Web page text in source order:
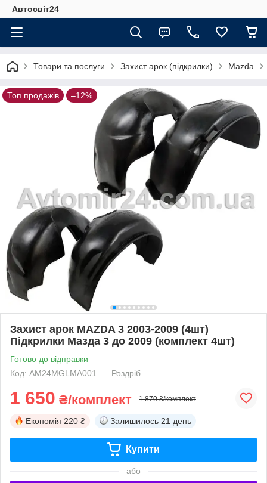
Автосвіт24
Товари та послуги Захист арок (підкрилки) Mazda
Топ продажів –12%
Захист арок MAZDA 3 2003-2009 (4шт)
Підкрилки Мазда 3 до 2009 (комплект 4шт)
Готово до відправки
Код: AM24MGLMA001
Роздріб
1 650 ₴/комплект 1 870 ₴/комплект
Економія 220 ₴ Залишилось 21 день
Купити
або